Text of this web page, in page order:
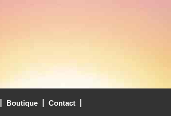
Boutique Contact